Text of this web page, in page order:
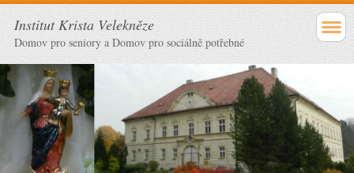
Institut Krista Velekněze
Domov pro seniory a Domov pro sociálně potřebné